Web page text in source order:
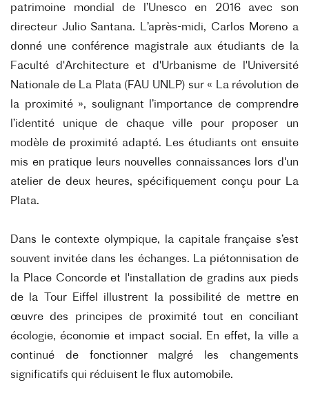
patrimoine mondial de l’Unesco en 2016 avec son
directeur Julio Santana. L’après-midi, Carlos Moreno a
donné une conférence magistrale aux étudiants de la
Faculté d'Architecture et d'Urbanisme de l'Université
Nationale de La Plata (FAU UNLP) sur « La révolution de
la proximité », soulignant l’importance de comprendre
l’identité unique de chaque ville pour proposer un
modèle de proximité adapté. Les étudiants ont ensuite
mis en pratique leurs nouvelles connaissances lors d'un
atelier de deux heures, spécifiquement conçu pour La
Plata.
Dans le contexte olympique, la capitale française s’est
souvent invitée dans les échanges. La piétonnisation de
la Place Concorde et l'installation de gradins aux pieds
de la Tour Eiffel illustrent la possibilité de mettre en
œuvre des principes de proximité tout en conciliant
écologie, économie et impact social. En effet, la ville a
continué de fonctionner malgré les changements
significatifs qui réduisent le flux automobile.